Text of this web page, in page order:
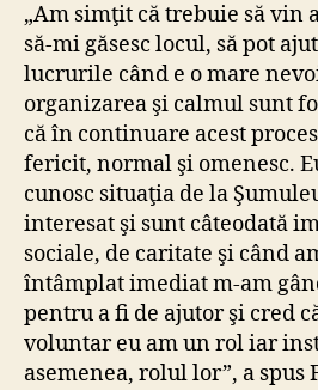
„Am simţit că trebuie să vin
să-mi găsesc locul, să pot
lucrurile când e o mare
organizarea şi calmul sunt
că în continuare acest
fericit, normal şi omenesc.
cunosc situaţia de la
interesat şi sunt câteodată
sociale, de caritate şi când
întâmplat imediat m-am
pentru a fi de ajutor şi cred
voluntar eu am un rol iar
asemenea, rolul lor”, a spus